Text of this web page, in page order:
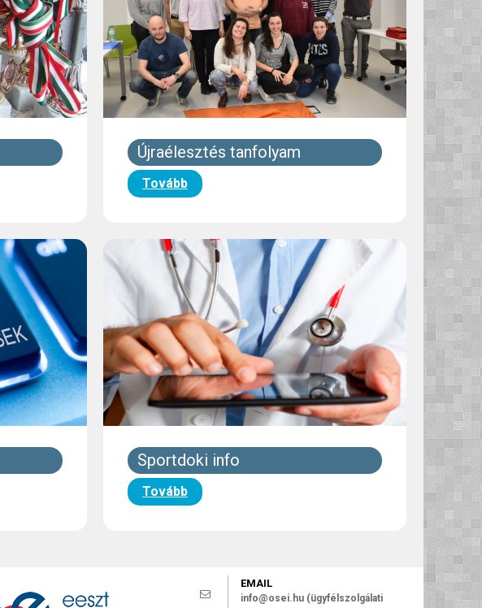
Újraélesztés tanfolyam
Tovább
Sportdoki info
Tovább
EMAIL
info@osei.hu (ügyfélszolgálati